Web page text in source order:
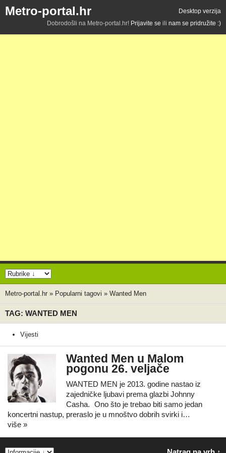
Metro-portal.hr
Desktop verzija
Dobrodošli na Metro-portal.hr! Prijavite se ili nam se pridružite :)
Metro-portal.hr » Popularni tagovi » Wanted Men
TAG: WANTED MEN
Vijesti
Wanted Men u Malom
pogonu 26. veljače
WANTED MEN je 2013. godine nastao iz
zajedničke ljubavi prema glazbi Johnny
Casha. Ono što je trebao biti samo jedan
koncertni nastup, preraslo je u mnoštvo dobrih svirki i…
više »